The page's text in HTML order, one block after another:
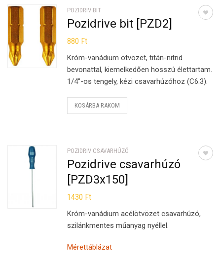
POZIDRIV BIT
Pozidrive bit [PZD2]
880 Ft
Króm-vanádium ötvözet, titán-nitrid
bevonattal, kiemelkedően hosszú élettartam.
1/4″-os tengely, kézi csavarhúzóhoz (C6.3).
KOSÁRBA RAKOM
POZIDRIV CSAVARHÚZÓ
Pozidrive csavarhúzó
[PZD3x150]
1430 Ft
Króm-vanádium acélötvözet csavarhúzó,
szilánkmentes műanyag nyéllel.
Mérettáblázat